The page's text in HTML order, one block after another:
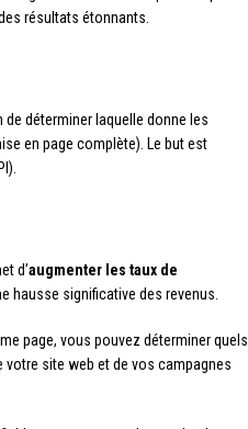
résultats étonnants.
de déterminer laquelle donne les
en page complète). Le but est
d’augmenter les taux de
hausse significative des revenus.
page, vous pouvez déterminer quels
votre site web et de vos campagnes